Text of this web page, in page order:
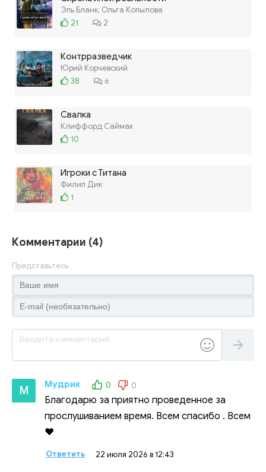
Эль Бланк, Ольга Копылова
21
2
Контрразведчик
Юрий Корчевский
38
6
Свалка
Клиффорд Саймак
10
Игроки с Титана
Филип Дик
1
Комментарии (4)
Представьтесь
М Мудрик 0 0
Благодарю за приятно проведенное за
прослушиванием время. Всем спасибо . Всем
❤️
Ответить 22 июля 2026 в 12:43